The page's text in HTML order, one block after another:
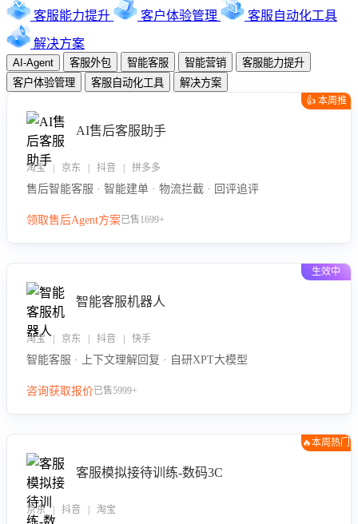
客服能力提升 客户体验管理 客服自动化工具
解决方案
AI-Agent 客服外包 智能客服 智能营销
客服能力提升
客户体验管理
客服自动化工具 解决方案
👍 本周推
AI售后客服助手
淘宝 | 京东 | 抖音 | 拼多多
售后智能客服 · 智能建单 · 物流拦截 · 回评追评
领取售后Agent方案已售1699+
生效中
智能客服机器人
淘宝 | 京东 | 抖音 | 快手
智能客服 · 上下文理解回复 · 自研XPT大模型
咨询获取报价已售5999+
🔥本周热门
客服模拟接待训练-数码3C
京东 | 抖音 | 淘宝